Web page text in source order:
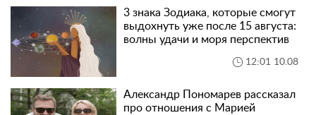
3 знака Зодиака, которые смогут
выдохнуть уже после 15 августа:
волны удачи и моря перспектив
12:01 10.08
Александр Пономарев рассказал
про отношения с Марией